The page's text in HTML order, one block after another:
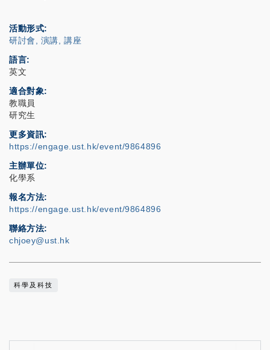
活動形式
研討會, 演講, 講座
語言
英文
適合對象
教職員
研究生
更多資訊
https://engage.ust.hk/event/9864896
主辦單位
化學系
報名方法
https://engage.ust.hk/event/9864896
聯絡方法
chjoey@ust.hk
科學及科技